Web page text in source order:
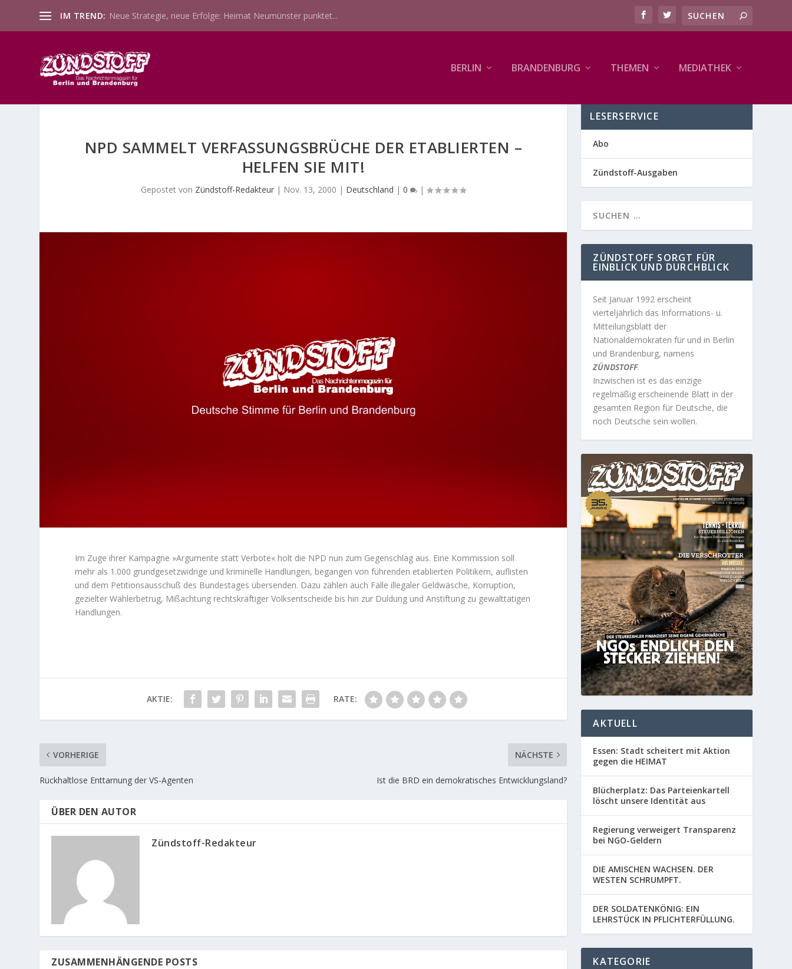
IM TREND: Neue Strategie, neue Erfolge: Heimat Neumünster punktet...
BERLIN BRANDENBURG THEMEN MEDIATHEK
NPD SAMMELT VERFASSUNGSBRÜCHE DER ETABLIERTEN –
HELFEN SIE MIT!
Gepostet von Zündstoff-Redakteur | Nov. 13, 2000 | Deutschland |0 |
Im Zuge ihrer Kampagne »Argumente statt Verbote« holt die NPD nun zum Gegenschlag aus. Eine Kommission soll
mehr als 1.000 grundgesetzwidrige und kriminelle Handlungen, begangen von führenden etablierten Politikern, auflisten
und dem Petitionsausschuß des Bundestages übersenden. Dazu zählen auch Fälle illegaler Geldwäsche, Korruption,
gezielter Wählerbetrug, Mißachtung rechtskräftiger Volksentscheide bis hin zur Duldung und Anstiftung zu gewalttätigen
Handlungen.
AKTIE: RATE:
VORHERIGE
Rückhaltlose Enttarnung der VS-Agenten
NÄCHSTE
Ist die BRD ein demokratisches Entwicklungsland?
ÜBER DEN AUTOR
Zündstoff-Redakteur
ZUSAMMENHÄNGENDE POSTS
LESERSERVICE
Abo
Zündstoff-Ausgaben
ZÜNDSTOFF SORGT FÜR
EINBLICK UND DURCHBLICK
Seit Januar 1992 erscheint
vierteljährlich das Informations- u.
Mitteilungsblatt der
Nationaldemokraten für und in Berlin
und Brandenburg, namens
ZÜNDSTOFF.
Inzwischen ist es das einzige
regelmäßig erscheinende Blatt in der
gesamten Region für Deutsche, die
noch Deutsche sein wollen.
AKTUELL
Essen: Stadt scheitert mit Aktion
gegen die HEIMAT
Blücherplatz: Das Parteienkartell
löscht unsere Identität aus
Regierung verweigert Transparenz
bei NGO-Geldern
DIE AMISCHEN WACHSEN. DER
WESTEN SCHRUMPFT.
DER SOLDATENKÖNIG: EIN
LEHRSTÜCK IN PFLICHTERFÜLLUNG.
KATEGORIE